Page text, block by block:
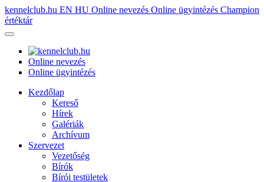
kennelclub.hu EN HU Online nevezés Online ügyintézés Champion
értéktár
Online nevezés
Online ügyintézés
Kezdőlap
Kereső
Hírek
Galériák
Archívum
Szervezet
Vezetőség
Bírók
Bírói testületek